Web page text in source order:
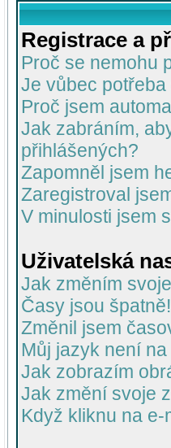
Registrace a
Proč se nemohu
Je vůbec
Proč jsem
Jak zabráním,
přihlášených?
Zapomněl jsem
Zaregistroval
V minulosti jsem
Uživatelská
Jak změním
Časy jsou špatně!
Změnil jsem
Můj jazyk není
Jak zobrazím
Jak změní svoje
Když kliknu na